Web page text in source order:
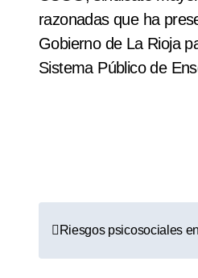
razonadas que ha
Gobierno de La Rioja
Sistema Público de
N
a
Riesgos psicosociales